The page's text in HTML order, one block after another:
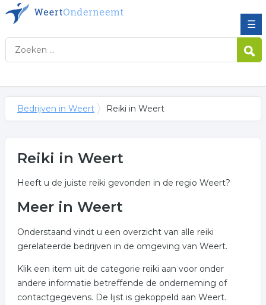
☰
Bedrijven in Weert Reiki in Weert
Reiki in Weert
Heeft u de juiste reiki gevonden in de regio Weert?
Meer in Weert
Onderstaand vindt u een overzicht van alle reiki
gerelateerde bedrijven in de omgeving van Weert.
Klik een item uit de categorie reiki aan voor onder
andere informatie betreffende de onderneming of
contactgegevens. De lijst is gekoppeld aan Weert.